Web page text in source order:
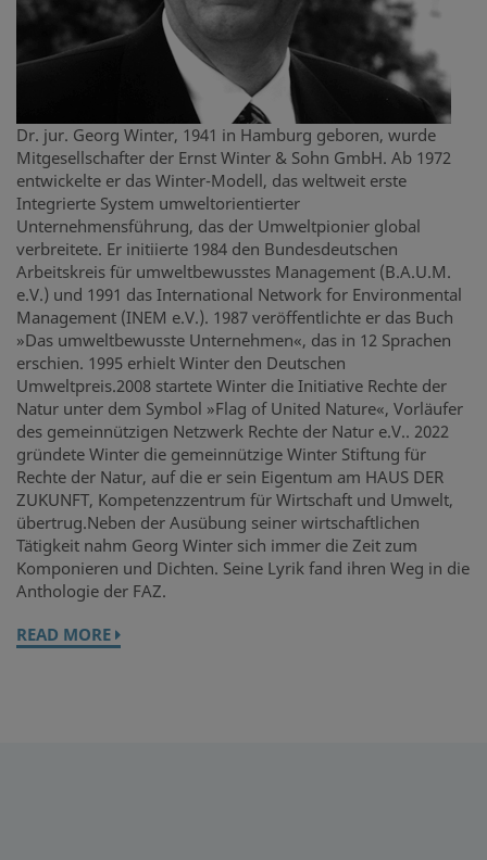
Dr. jur. Georg Winter, 1941 in Hamburg geboren, wurde
Mitgesellschafter der Ernst Winter & Sohn GmbH. Ab 1972
entwickelte er das Winter-Modell, das weltweit erste
Integrierte System umweltorientierter
Unternehmensführung, das der Umweltpionier global
verbreitete. Er initiierte 1984 den Bundesdeutschen
Arbeitskreis für umweltbewusstes Management (B.A.U.M.
e.V.) und 1991 das International Network for Environmental
Management (INEM e.V.). 1987 veröffentlichte er das Buch
»Das umweltbewusste Unternehmen«, das in 12 Sprachen
erschien. 1995 erhielt Winter den Deutschen
Umweltpreis.2008 startete Winter die Initiative Rechte der
Natur unter dem Symbol »Flag of United Nature«, Vorläufer
des gemeinnützigen Netzwerk Rechte der Natur e.V.. 2022
gründete Winter die gemeinnützige Winter Stiftung für
Rechte der Natur, auf die er sein Eigentum am HAUS DER
ZUKUNFT, Kompetenzzentrum für Wirtschaft und Umwelt,
übertrug.Neben der Ausübung seiner wirtschaftlichen
Tätigkeit nahm Georg Winter sich immer die Zeit zum
Komponieren und Dichten. Seine Lyrik fand ihren Weg in die
Anthologie der FAZ.
READ MORE